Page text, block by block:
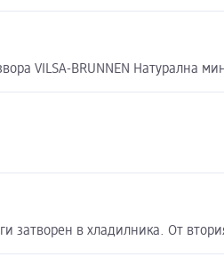
VILSA-BRUNNEN Натурална
затворен в хладилника. От